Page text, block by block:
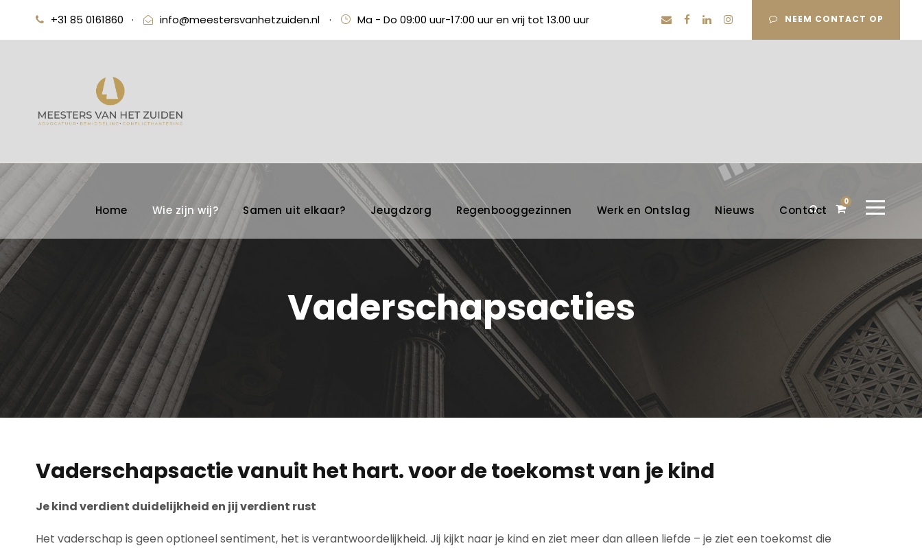
+31 85 0161860 · info@meestersvanhetzuiden.nl · Ma - Do 09:00 uur-17:00 uur en vrij tot 13.00 uur NEEM CONTACT OP
Home Wie zijn wij? Samen uit elkaar? Jeugdzorg Regenbooggezinnen Werk en Ontslag Nieuws Contact
0
Vaderschapsacties
Vaderschapsactie vanuit het hart. voor de toekomst van je kind
Je kind verdient duidelijkheid en jij verdient rust
Het vaderschap is geen optioneel sentiment, het is verantwoordelijkheid. Jij kijkt naar je kind en ziet meer dan alleen liefde – je ziet een toekomst die